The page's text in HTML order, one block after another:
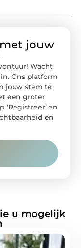
jouw
Wacht
Ons platform
jouw stem te
een groter
en
en
u mogelijk